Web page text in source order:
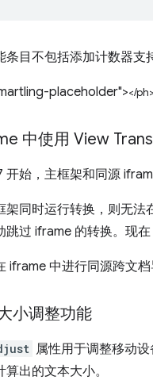
目不包括添加计数器支
placeholder"></ph>
中使用 View
开始，主框架和同源
架同时运行转换，则无法
跳过 iframe 的转换。现在
iframe 中进行同源跨文档
小调整功能
属性用于调整移动设
出的文本大小。